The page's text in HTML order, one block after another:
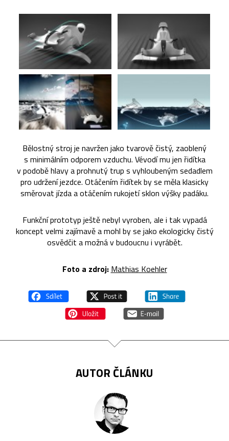
Bělostný stroj je navržen jako tvarově čistý, zaoblený
s minimálním odporem vzduchu. Vévodí mu jen řidítka
v podobě hlavy a prohnutý trup s vyhloubeným sedadlem
pro udržení jezdce. Otáčením řidítek by se měla klasicky
směrovat jízda a otáčením rukojetí sklon výšky padáku.
Funkční prototyp ještě nebyl vyroben, ale i tak vypadá
koncept velmi zajímavě a mohl by se jako ekologicky čistý
osvědčit a možná v budoucnu i vyrábět.
Foto a zdroj: Mathias Koehler
AUTOR ČLÁNKU